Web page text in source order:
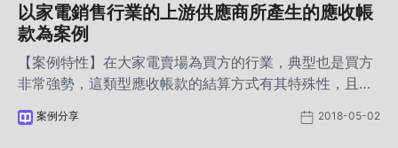
以家電銷售行業的上游供應商所產生的應收帳
款為案例
【案例特性】在大家電賣場為買方的行業，典型也是買方
非常強勢，這類型應收帳款的結算方式有其特殊性，且習
案例分享 2018-05-02